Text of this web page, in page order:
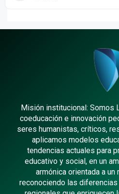
Misión institucional: Somos
coeducación e innovación
seres humanistas, críticos,
aplicamos modelos
tendencias actuales para
educativo y social, en un
armónica orientada a
reconociendo las